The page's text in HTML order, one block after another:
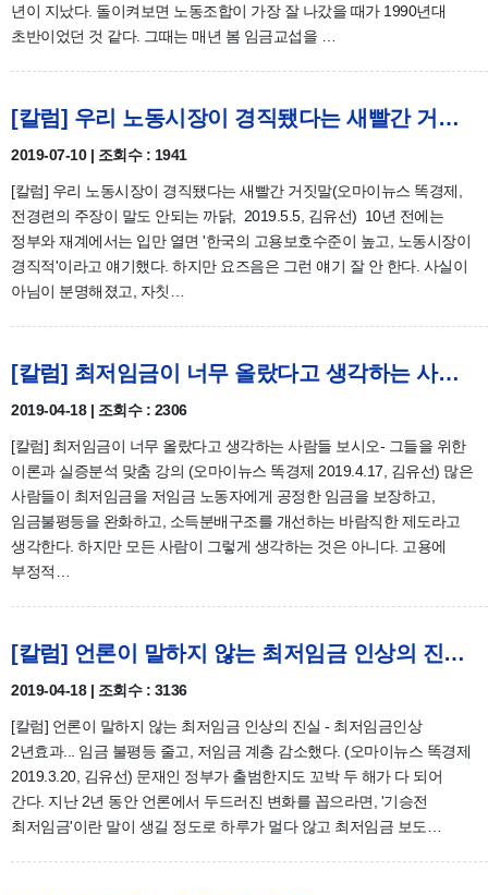
년이 지났다. 돌이켜보면 노동조합이 가장 잘 나갔을 때가 1990년대
초반이었던 것 같다. 그때는 매년 봄 임금교섭을 …
[칼럼] 우리 노동시장이 경직됐다는 새빨간 거짓말(2019.5.5)
2019-07-10 | 조회수 : 1941
[칼럼] 우리 노동시장이 경직됐다는 새빨간 거짓말(오마이뉴스 똑경제,
전경련의 주장이 말도 안되는 까닭, 2019.5.5, 김유선) 10년 전에는
정부와 재계에서는 입만 열면 '한국의 고용보호수준이 높고, 노동시장이
경직적'이라고 얘기했다. 하지만 요즈음은 그런 얘기 잘 안 한다. 사실이
아님이 분명해졌고, 자칫…
[칼럼] 최저임금이 너무 올랐다고 생각하는 사람들 보시오(2019.4.17)
2019-04-18 | 조회수 : 2306
[칼럼] 최저임금이 너무 올랐다고 생각하는 사람들 보시오- 그들을 위한
이론과 실증분석 맞춤 강의 (오마이뉴스 똑경제 2019.4.17, 김유선) 많은
사람들이 최저임금을 저임금 노동자에게 공정한 임금을 보장하고,
임금불평등을 완화하고, 소득분배구조를 개선하는 바람직한 제도라고
생각한다. 하지만 모든 사람이 그렇게 생각하는 것은 아니다. 고용에
부정적…
[칼럼] 언론이 말하지 않는 최저임금 인상의 진실(2019.3.20)
2019-04-18 | 조회수 : 3136
[칼럼] 언론이 말하지 않는 최저임금 인상의 진실 - 최저임금인상
2년효과... 임금 불평등 줄고, 저임금 계층 감소했다. (오마이뉴스 똑경제
2019.3.20, 김유선) 문재인 정부가 출범한지도 꼬박 두 해가 다 되어
간다. 지난 2년 동안 언론에서 두드러진 변화를 꼽으라면, '기승전
최저임금'이란 말이 생길 정도로 하루가 멀다 않고 최저임금 보도…